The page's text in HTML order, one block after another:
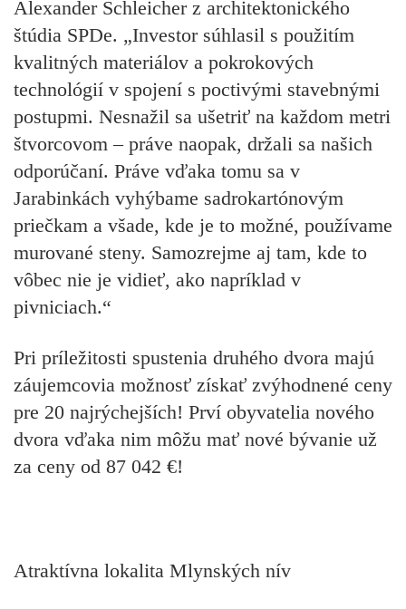
Alexander Schleicher z architektonického
štúdia SPDe. „Investor súhlasil s použitím
kvalitných materiálov a pokrokových
technológií v spojení s poctivými stavebnými
postupmi. Nesnažil sa ušetriť na každom metri
štvorcovom – práve naopak, držali sa našich
odporúčaní. Práve vďaka tomu sa v
Jarabinkách vyhýbame sadrokartónovým
priečkam a všade, kde je to možné, používame
murované steny. Samozrejme aj tam, kde to
vôbec nie je vidieť, ako napríklad v
pivniciach.“
Pri príležitosti spustenia druhého dvora majú
záujemcovia možnosť získať zvýhodnené ceny
pre 20 najrýchejších! Prví obyvatelia nového
dvora vďaka nim môžu mať nové bývanie už
za ceny od 87 042 €!
Atraktívna lokalita Mlynských nív